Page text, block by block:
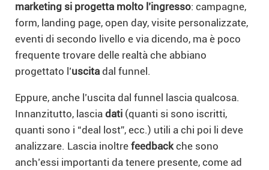
marketing si progetta molto l’ingresso: campagne,
form, landing page, open day, visite personalizzate,
eventi di secondo livello e via dicendo, ma è poco
frequente trovare delle realtà che abbiano
progettato l’uscita dal funnel.
Eppure, anche l’uscita dal funnel lascia qualcosa.
Innanzitutto, lascia dati (quanti si sono iscritti,
quanti sono i “deal lost”, ecc.) utili a chi poi li deve
analizzare. Lascia inoltre feedbackche sono
anch’essi importanti da tenere presente, come ad